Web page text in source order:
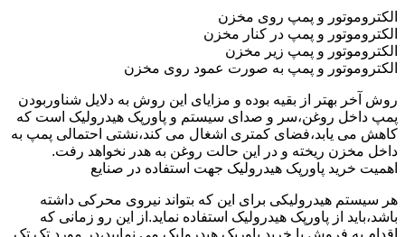
الکتروموتور و پمپ روی مخزن
الکتروموتور و پمپ در کنار مخزن
الکتروموتور و پمپ زیر مخزن
الکتروموتور و پمپ به صورت عمود روی مخزن
روش آخر بهتر از بقیه بوده و مزایای این روش به دلایل شناوربودن
پمپ داخل روغن،سر و صدای سیستم و پاورپک هیدرولیک است که
کاهش می یابد،فضای کمتری اشغال می کند،نشتی احتمالی پمپ به
داخل مخزن ریخته و در این حالت روغن به هدر نخواهد رفت.
اهمیت خرید پاورپک هیدرولیک جهت استفاده در صنایع
هر سیستم هیدرولیکی برای این که بتواند نیروی محرکی داشته
باشد،باید از پاورپک هیدرولیک استفاده نماید.از این رو زمانی که
اقدام به فروش یا خرید پاورپک هیدرولیک می نمایید،در مورد تک تک